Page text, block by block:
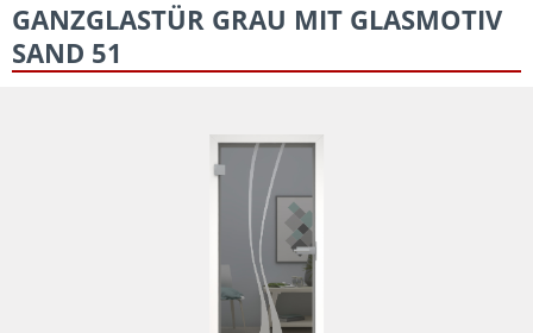
GANZGLASTÜR GRAU MIT GLASMOTIV
SAND 51